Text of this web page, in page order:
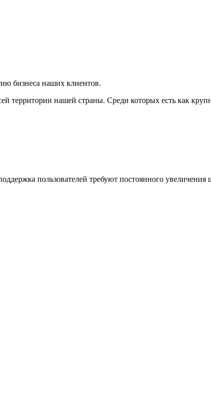
бизнеса наших клиентов.
территории нашей страны. Среди которых есть как
пользователей требуют постоянного